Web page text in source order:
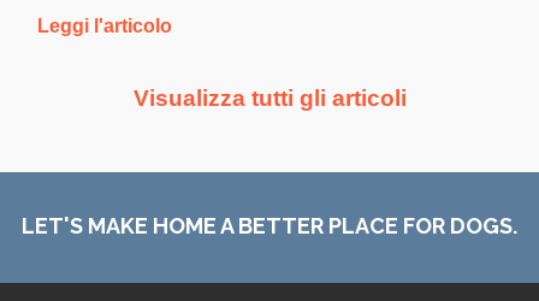
Leggi l'articolo
Visualizza tutti gli articoli
LET'S MAKE HOME A BETTER PLACE FOR DOGS.